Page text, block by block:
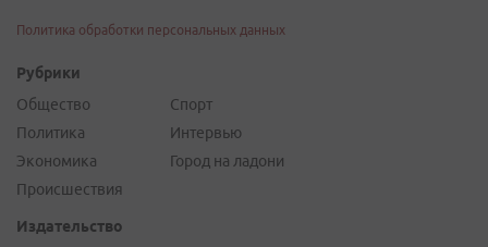
Политика обработки персональных данных
Рубрики
Общество
Политика
Экономика
Происшествия
Спорт
Интервью
Город на ладони
Издательство